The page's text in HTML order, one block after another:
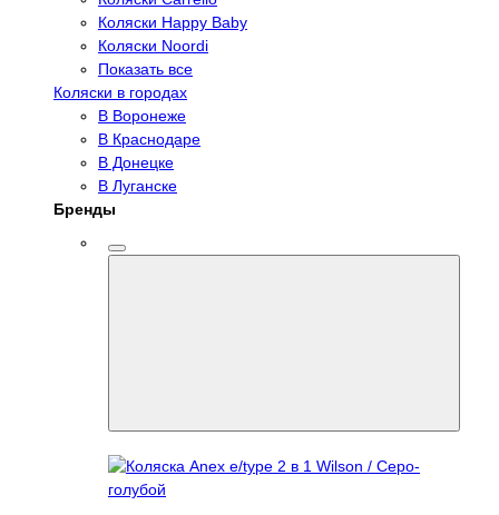
Коляски Happy Baby
Коляски Noordi
Показать все
Коляски в городах
В Воронеже
В Краснодаре
В Донецке
В Луганске
Бренды